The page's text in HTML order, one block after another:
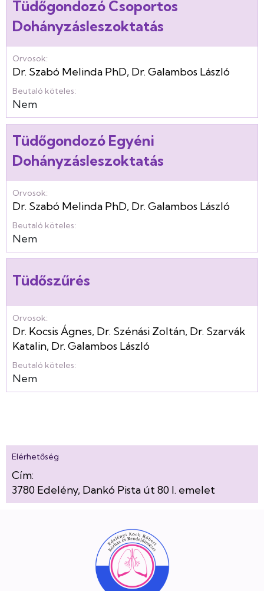
Tüdőgondozó Csoportos
Dohányzásleszoktatás
Orvosok:
Dr. Szabó Melinda PhD, Dr. Galambos László
Beutaló köteles:
Nem
Tüdőgondozó Egyéni
Dohányzásleszoktatás
Orvosok:
Dr. Szabó Melinda PhD, Dr. Galambos László
Beutaló köteles:
Nem
Tüdőszűrés
Orvosok:
Dr. Kocsis Ágnes, Dr. Szénási Zoltán, Dr. Szarvák
Katalin, Dr. Galambos László
Beutaló köteles:
Nem
Elérhetőség
Cím:
3780 Edelény Dankó Pista út80 I. emelet